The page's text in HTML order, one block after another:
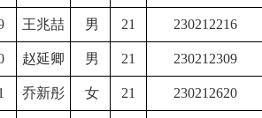
王兆喆 男 21 230212216
赵延卿 男 21 230212309
乔新彤 女 21 230212620